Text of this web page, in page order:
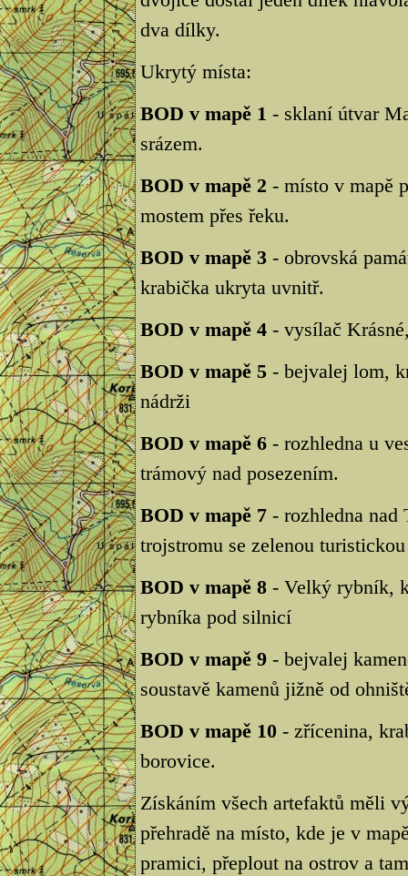
dva dílky.
Ukrytý místa:
BOD v mapě 1 - sklaní útvar
srázem.
BOD v mapě 2 - místo v mapě
mostem přes řeku.
BOD v mapě 3- obrovská
krabička ukryta uvnitř.
BOD v mapě 4- vysílač
BOD v mapě 5- bejvalej lom,
nádrži
BOD v mapě 6- rozhledna u
trámový nad posezením.
BOD v mapě 7- rozhledna nad
trojstromu se zelenou
BOD v mapě 8- Velký rybník,
rybníka pod silnicí
BOD v mapě 9- bejvalej
soustavě kamenů jižně od
BOD v mapě 10- zřícenina,
borovice.
Získáním všech artefaktů měli
přehradě na místo, kde je v
pramici, přeplout na ostrov a